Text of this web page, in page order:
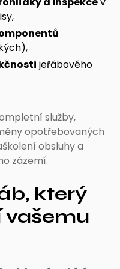
jeřábového
služby,
opotřebovaných
obsluhy a
zázemí.
který
vašemu